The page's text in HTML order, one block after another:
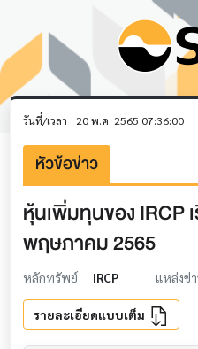
วันที่/เวลา 20 พ.ค. 2565 07:36:00
หัวข้อข่าว
หุ้นเพิ่มทุนของ IRCP
พฤษภาคม 2565
หลักทรัพย์ IRCP แหล่งข่
รายละเอียดแบบเต็ม